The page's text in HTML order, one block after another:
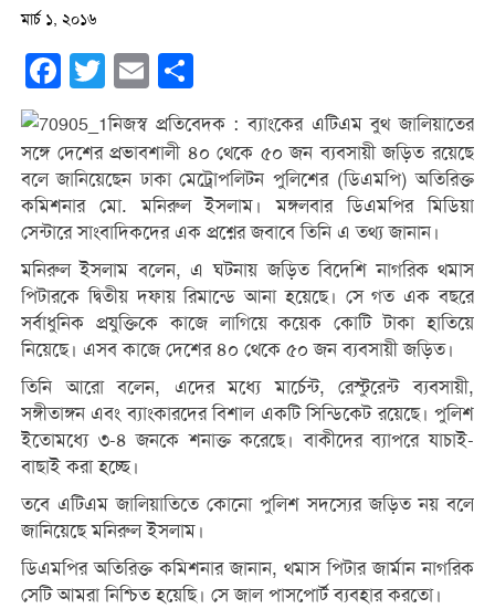
মার্চ ১, ২০১৬
Facebook
Twitter Email
নিজস্ব প্রতিবেদক : ব্যাংকের এটিএম বুথ জালিয়াতের
সঙ্গে দেশের প্রভাবশালী ৪০ থেকে ৫০ জন ব্যবসায়ী জড়িত রয়েছে
বলে জানিয়েছেন ঢাকা মেট্রোপলিটন পুলিশের (ডিএমপি) অতিরিক্ত
কমিশনার মো. মনিরুল ইসলাম। মঙ্গলবার ডিএমপির মিডিয়া
সেন্টারে সাংবাদিকদের এক প্রশ্নের জবাবে তিনি এ তথ্য জানান।
মনিরুল ইসলাম বলেন, এ ঘটনায় জড়িত বিদেশি নাগরিক থমাস
পিটারকে দ্বিতীয় দফায় রিমান্ডে আনা হয়েছে। সে গত এক বছরে
সর্বাধুনিক প্রযুক্তিকে কাজে লাগিয়ে কয়েক কোটি টাকা হাতিয়ে
নিয়েছে। এসব কাজে দেশের ৪০ থেকে ৫০ জন ব্যবসায়ী জড়িত।
তিনি আরো বলেন, এদের মধ্যে মার্চেন্ট, রেস্টুরেন্ট ব্যবসায়ী,
সঙ্গীতাঙ্গন এবং ব্যাংকারদের বিশাল একটি সিন্ডিকেট রয়েছে। পুলিশ
ইতোমধ্যে ৩-৪ জনকে শনাক্ত করেছে। বাকীদের ব্যাপরে যাচাই-
বাছাই করা হচ্ছে।
তবে এটিএম জালিয়াতিতে কোনো পুলিশ সদস্যের জড়িত নয় বলে
জানিয়েছে মনিরুল ইসলাম।
ডিএমপির অতিরিক্ত কমিশনার জানান, থমাস পিটার জার্মান নাগরিক
সেটি আমরা নিশ্চিত হয়েছি। সে জাল পাসপোর্ট ব্যবহার করতো।